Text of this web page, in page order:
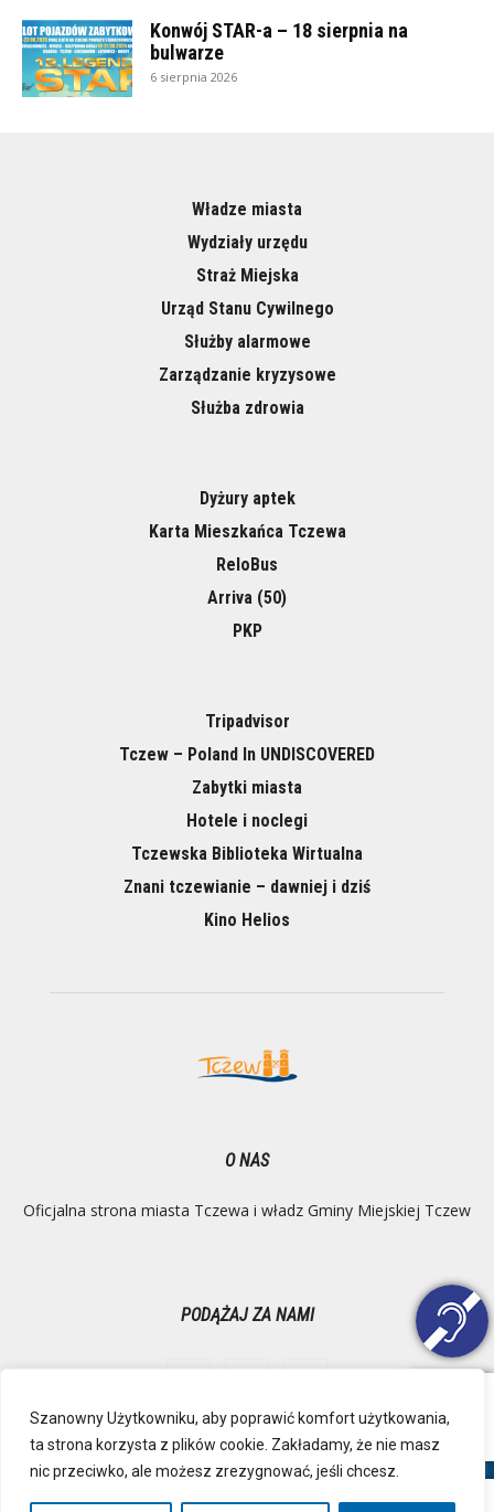
Szanowny Użytkowniku, aby poprawić komfort użytkowania,
ta strona korzysta z plików cookie. Zakładamy, że nie masz
nic przeciwko, ale możesz zrezygnować, jeśli chcesz.
Konwój STAR-a – 18 sierpnia na
bulwarze
6 sierpnia 2026
Władze miasta
Wydziały urzędu
Straż Miejska
Urząd Stanu Cywilnego
Służby alarmowe
Zarządzanie kryzysowe
Służba zdrowia
Dyżury aptek
Karta Mieszkańca Tczewa
ReloBus
Arriva (50)
PKP
Tripadvisor
Tczew – Poland In UNDISCOVERED
Zabytki miasta
Hotele i noclegi
Tczewska Biblioteka Wirtualna
Znani tczewianie – dawniej i dziś
Kino Helios
O NAS
Oficjalna strona miasta Tczewa i władz Gminy Miejskiej Tczew
PODĄŻAJ ZA NAMI
Ochrona danych osobowych
Inspektor Danych Osobowych
Polityka Prywatności
Deklaracja dostępności